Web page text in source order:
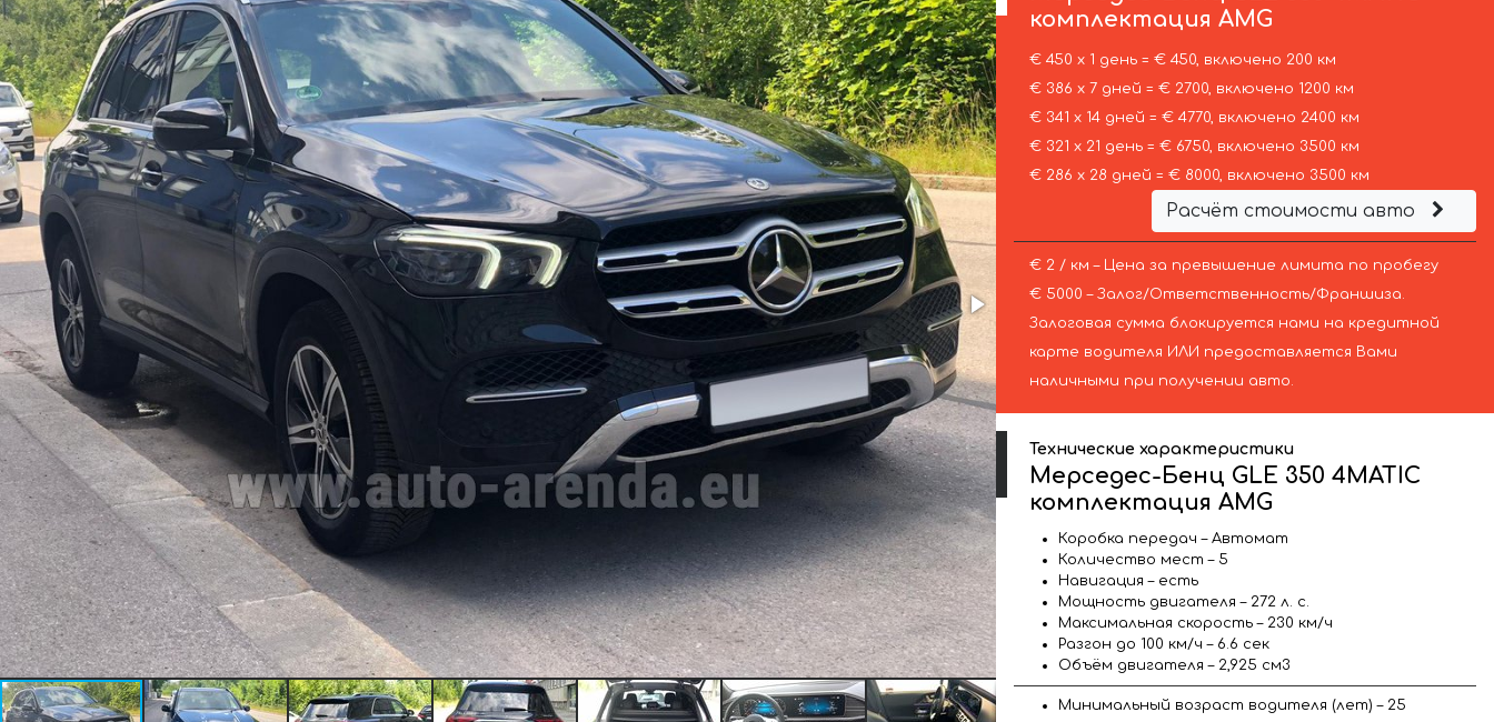
комплектация AMG
€ 450 х 1 день = € 450, включено 200 км
€ 386 х 7 дней = € 2700, включено 1200 км
€ 341 х 14 дней = € 4770, включено 2400 км
€ 321 х 21 день = € 6750, включено 3500 км
€ 286 х 28 дней = € 8000, включено 3500 км
Расчёт стоимости авто
€ 2 / км – Цена за превышение лимита по пробегу
€ 5000 – Залог/Ответственность/Франшиза.
Залоговая сумма блокируется нами на кредитной
карте водителя ИЛИ предоставляется Вами
наличными при получении авто.
Технические характеристики
Мерседес-Бенц GLE 350 4MATIC
комплектация AMG
Коробка передач – Автомат
Количество мест – 5
Навигация – есть
Мощность двигателя – 272 л. с.
Максимальная скорость – 230 км/ч
Разгон до 100 км/ч – 6.6 сек
Объём двигателя – 2,925 см3
Минимальный возраст водителя (лет) – 25